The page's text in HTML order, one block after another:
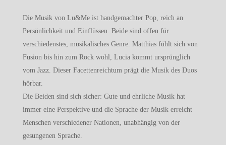
Die Musik von Lu&Me ist handgemachter Pop, reich an
Persönlichkeit und Einflüssen. Beide sind offen für
verschiedenstes, musikalisches Genre. Matthias fühlt sich von
Fusion bis hin zum Rock wohl, Lucia kommt ursprünglich
vom Jazz. Dieser Facettenreichtum prägt die Musik des Duos
hörbar.
Die Beiden sind sich sicher: Gute und ehrliche Musik hat
immer eine Perspektive und die Sprache der Musik erreicht
Menschen verschiedener Nationen, unabhängig von der
gesungenen Sprache.